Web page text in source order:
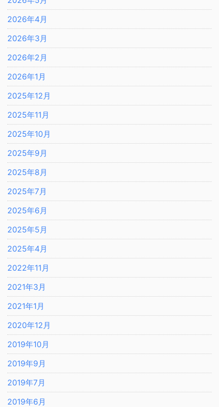
2026年4月
2026年3月
2026年2月
2026年1月
2025年12月
2025年11月
2025年10月
2025年9月
2025年8月
2025年7月
2025年6月
2025年5月
2025年4月
2022年11月
2021年3月
2021年1月
2020年12月
2019年10月
2019年9月
2019年7月
2019年6月